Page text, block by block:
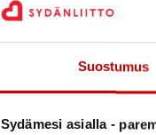
Suostumus
Sydämesi asialla -
Erityisesti
ilmeisesti